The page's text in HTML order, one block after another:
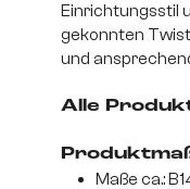
Einrichtungsstil
gekonnten
und
Alle
Maße ca.: